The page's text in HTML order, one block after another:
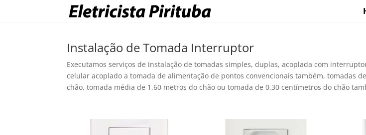
Instalação de Tomada Interruptor
Executamos serviços de instalação de tomadas simples, duplas, acoplada com
celular acoplado a tomada de alimentação de pontos convencionais também, tomadas
chão, tomada média de 1,60 metros do chão ou tomada de 0,30 centímetros do chão